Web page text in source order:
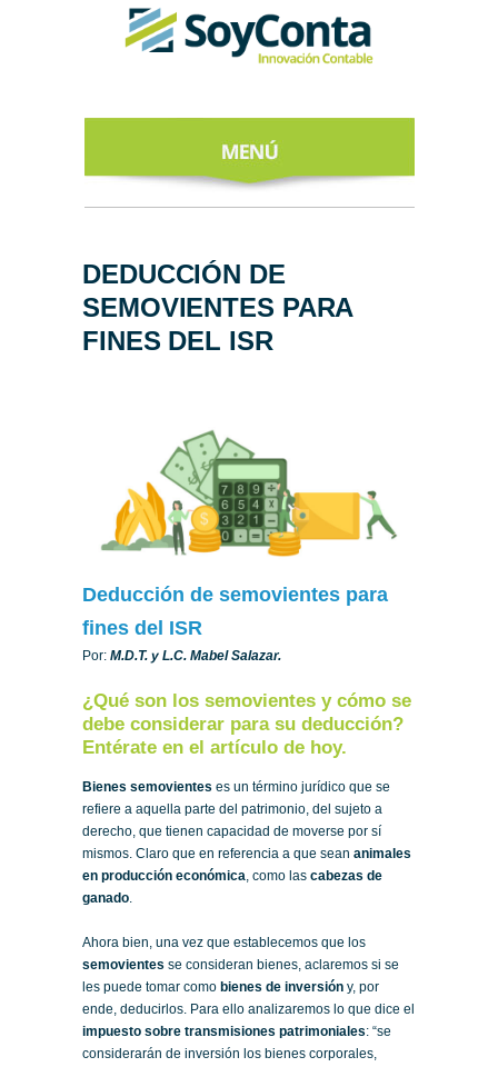
ACERCA DE
NUESTROS
EXPERTOS
REGÍSTRATE
AL NEWSLETTER
DEDUCCIÓN DE
SEMOVIENTES PARA
FINES DEL ISR
Deducción de semovientes para
fines del ISR
Por: M.D.T. y L.C. Mabel Salazar.
¿Qué son los semovientes y cómo se
debe considerar para su deducción?
Entérate en el artículo de hoy.
Bienes semovientes es un término jurídico que se
refiere a aquella parte del patrimonio, del sujeto a
derecho, que tienen capacidad de moverse por sí
mismos. Claro que en referencia a que sean animales
en producción económica, como las cabezas de
ganado.
Ahora bien, una vez que establecemos que los
semovientes se consideran bienes, aclaremos si se
les puede tomar como bienes de inversión y, por
ende, deducirlos. Para ello analizaremos lo que dice el
impuesto sobre transmisiones patrimoniales: “se
considerarán de inversión los bienes corporales,